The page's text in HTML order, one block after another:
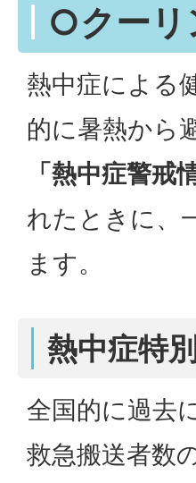
○クーリ
熱中症による
的に暑熱から
「熱中症警
れたときに、
ます。
熱中症特
全国的に過去
救急搬送者数